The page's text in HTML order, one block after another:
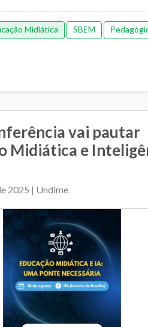
Midiática SBEM
vai pautar
Midiática e
2025 | Undime